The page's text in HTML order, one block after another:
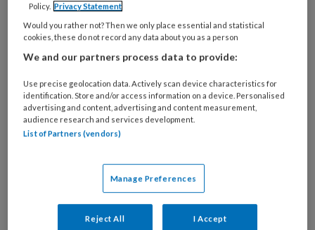
Foto: Adobestock/ruslanita
Zodra
Wil je dit artikel lezen?
Policy. Privacy Statement
Would you rather not? Then we only place essential and statistical
cookies, these do not record any data about you as a person
We and our partners process data to provide:
Use precise geolocation data. Actively scan device characteristics for
identification. Store and/or access information on a device. Personalised
advertising and content, advertising and content measurement,
audience research and services development.
List of Partners (vendors)
Manage Preferences
Reject All I Accept